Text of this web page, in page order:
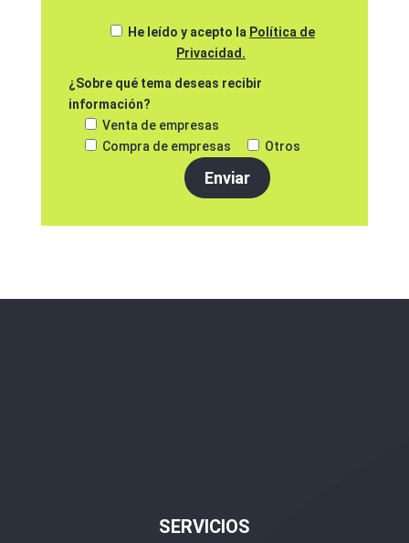
He leído y acepto la Política de
Privacidad.
¿Sobre qué tema deseas recibir
información?
Venta de empresas
Compra de empresas
Otros
SERVICIOS